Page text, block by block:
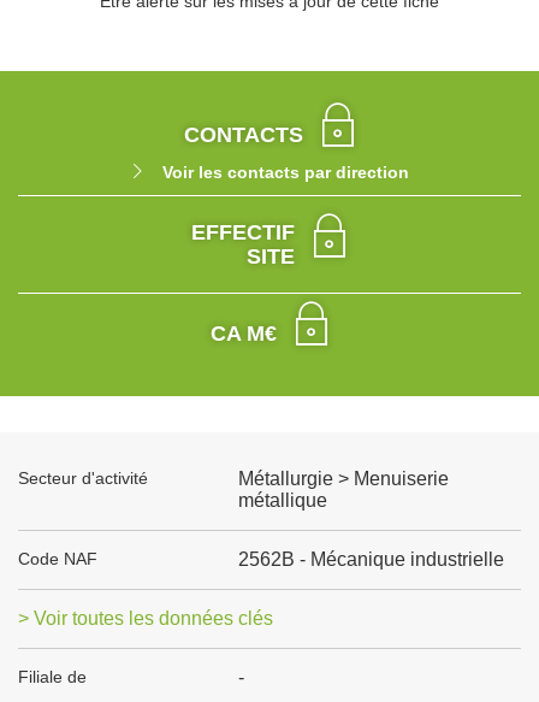
CONTACTS
Voir les contacts par direction
EFFECTIF
SITE
CA M€
Secteur d'activité
Métallurgie > Menuiserie
métallique
Code NAF 2562B - Mécanique industrielle
> Voir toutes les données clés
Filiale de -